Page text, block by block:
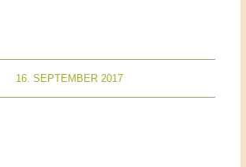
16. SEPTEMBER 2017